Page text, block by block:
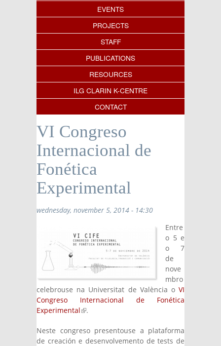
EVENTS
PROJECTS
STAFF
PUBLICATIONS
RESOURCES
ILG CLARIN K-CENTRE
CONTACT
VI Congreso
Internacional de
Fonética
Experimental
wednesday, november 5, 2014 - 14:30
Entre
o 5 e
o 7
de
nove
mbro
celebrouse na Universitat de València o VI
Congreso Internacional de Fonética
Experimental(link is external)
.
Neste congreso presentouse a plataforma
de creación e desenvolvemento de tests de